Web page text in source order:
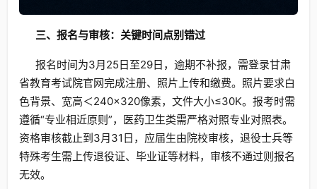
三、报名与审核：关键时间点别错过
报名时间为3月25日至29日，逾期不补报，需登录甘肃
省教育考试院官网完成注册、照片上传和缴费。照片要求白
色背景、宽高＜240×320像素，文件大小≤30K。报考时需
遵循“专业相近原则”，医药卫生类需严格对照专业对照表。
资格审核截止到3月31日，应届生由院校审核，退役士兵等
特殊考生需上传退役证、毕业证等材料，审核不通过则报名
无效。